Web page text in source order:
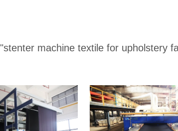
"stenter machine textile for upholstery